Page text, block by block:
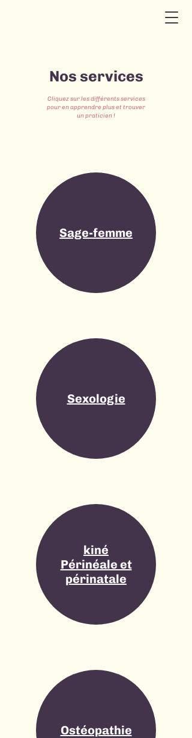
Nos services
Cliquez sur les différents services
pour en apprendre plus et trouver
un praticien !
Sage-femme
Sexologie
kiné
Périnéale et
périnatale
Ostéopathie